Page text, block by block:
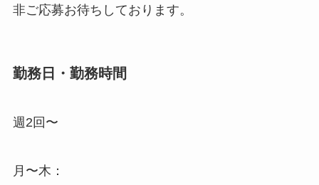
非ご応募お待ちしております。
勤務日・勤務時間
週2回〜
月〜木：